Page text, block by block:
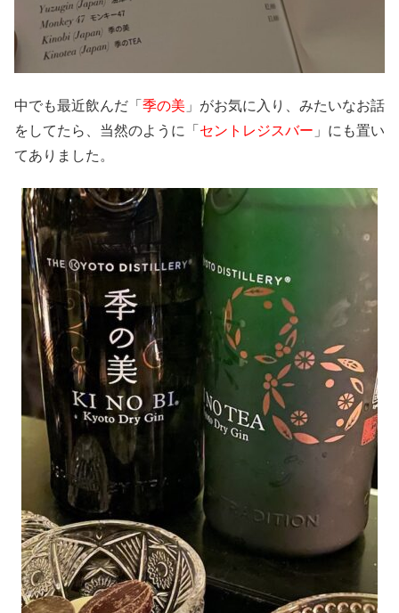
中でも最近飲んだ「 季の美 」がお気に入り、みたいなお話
をしてたら、当然のように「 セントレジスバー 」にも置い
てありました。